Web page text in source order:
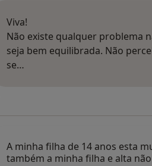
Viva!
Não existe qualquer problema
seja bem equilibrada. Não
se…
A minha filha de 14 anos esta
também a minha filha e alta